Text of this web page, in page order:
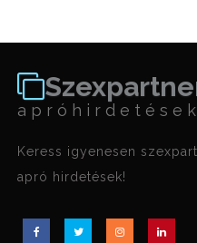
Keress igyenesen
apró hirdetések!